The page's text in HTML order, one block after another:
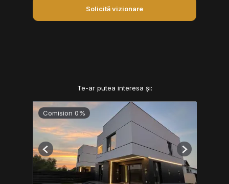
Solicită vizionare
Te-ar putea interesa și:
Comision 0%
Previous Next